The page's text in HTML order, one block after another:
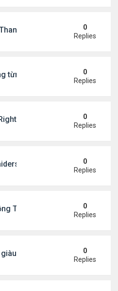
Vân dễ thương trong tiệc
0
Replies
từng ngạc nhiên vì tôi luôn trả
0
Replies
Retail POS Matter?0
Replies
of Sophie Farming
0
Replies
Thái lan: hai chị em người
0
Replies
nhất Trung Quốc 2026
0
Replies